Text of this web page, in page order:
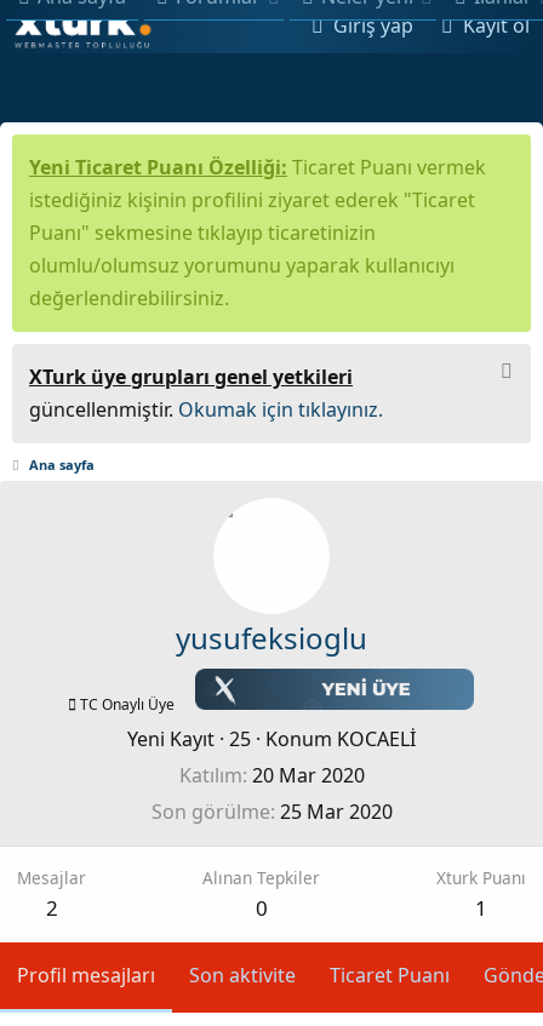
Giriş yap Kayıt ol
Yeni Ticaret Puanı Özelliği: Ticaret Puanı vermek
istediğiniz kişinin profilini ziyaret ederek "Ticaret
Puanı" sekmesine tıklayıp ticaretinizin
olumlu/olumsuz yorumunu yaparak kullanıcıyı
değerlendirebilirsiniz.
XTurk üye grupları genel yetkileri
güncellenmiştir. Okumak için tıklayınız.
Ana sayfa
yusufeksioglu
TC Onaylı Üye
Yeni Kayıt · 25 · Konum KOCAELİ
Katılım 20 Mar 2020
Son görülme 25 Mar 2020
Mesajlar
2
Alınan Tepkiler
0
Xturk Puanı
1
Profil mesajları Son aktivite Ticaret Puanı